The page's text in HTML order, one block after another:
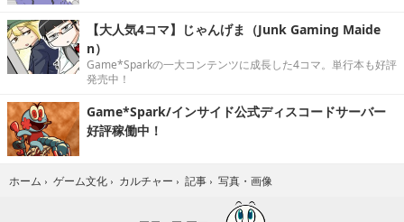
【大人気4コマ】じゃんげま（Junk Gaming Maide
n）
Game*Sparkの一大コンテンツに成長した4コマ。単行本も好評
発売中！
Game*Spark/インサイド公式ディスコードサーバー
好評稼働中！
ホーム › ゲーム文化 › カルチャー › 記事 › 写真・画像